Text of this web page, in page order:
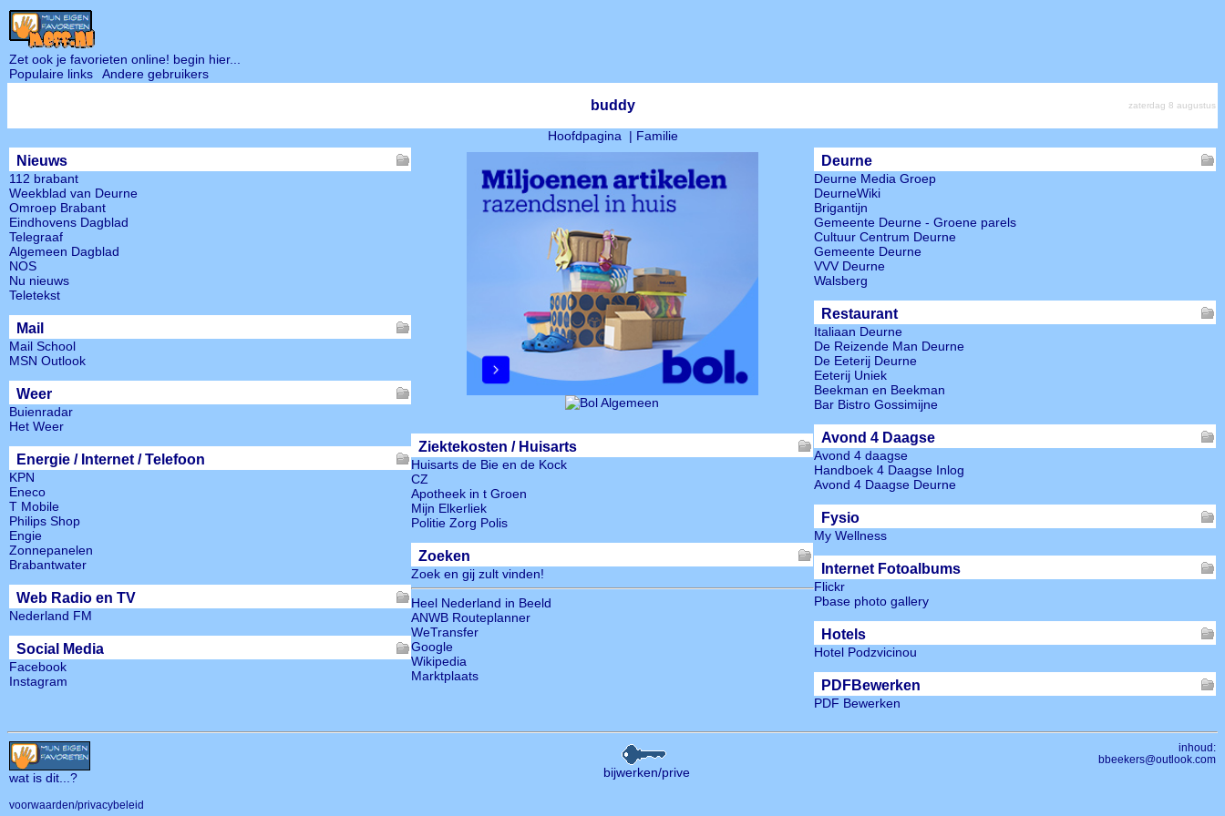
Zet ook je favorieten online! begin hier...
Populaire links
Andere gebruikers
buddy zaterdag 8 augustus
Hoofdpagina | Familie
Nieuws
112 brabant
Weekblad van Deurne
Omroep Brabant
Eindhovens Dagblad
Telegraaf
Algemeen Dagblad
NOS
Nu nieuws
Teletekst
Mail
Mail School
MSN Outlook
Weer
Buienradar
Het Weer
Energie / Internet / Telefoon
KPN
Eneco
T Mobile
Philips Shop
Engie
Zonnepanelen
Brabantwater
Web Radio en TV
Nederland FM
Social Media
Facebook
Instagram
Ziektekosten / Huisarts
Huisarts de Bie en de Kock
CZ
Apotheek in t Groen
Mijn Elkerliek
Politie Zorg Polis
Zoeken
Zoek en gij zult vinden!
Heel Nederland in Beeld
ANWB Routeplanner
WeTransfer
Google
Wikipedia
Marktplaats
Deurne
Deurne Media Groep
DeurneWiki
Brigantijn
Gemeente Deurne - Groene parels
Cultuur Centrum Deurne
Gemeente Deurne
VVV Deurne
Walsberg
Restaurant
Italiaan Deurne
De Reizende Man Deurne
De Eeterij Deurne
Eeterij Uniek
Beekman en Beekman
Bar Bistro Gossimijne
Avond 4 Daagse
Avond 4 daagse
Handboek 4 Daagse Inlog
Avond 4 Daagse Deurne
Fysio
My Wellness
Internet Fotoalbums
Flickr
Pbase photo gallery
Hotels
Hotel Podzvicinou
PDFBewerken
PDF Bewerken
wat is dit ...?
voorwaarden/privacybeleid
bijwerken/prive
inhoud:
bbeekers@outlook.com